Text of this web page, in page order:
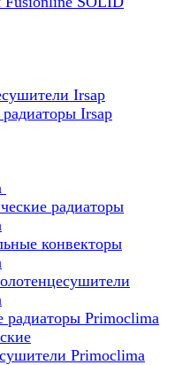
Irsap
Irsap
радиаторы
конвекторы
радиаторы Primoclima
Primoclima